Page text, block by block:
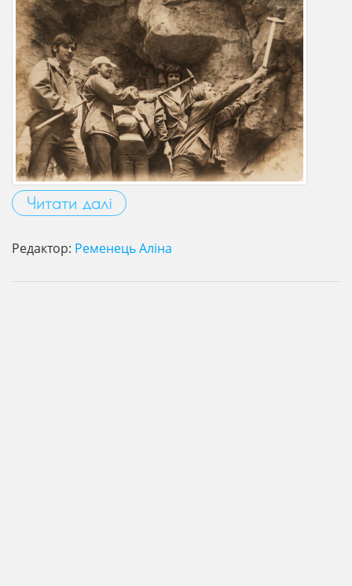
Читати далі
Редактор: Ременець Аліна